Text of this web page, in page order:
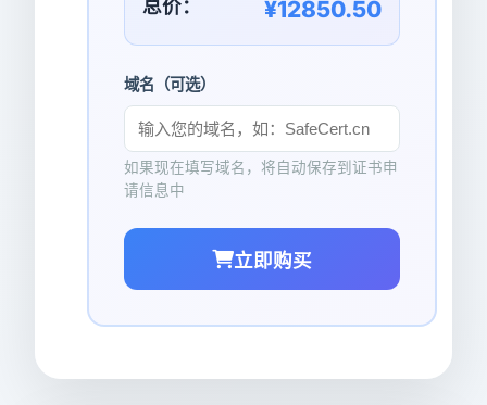
总价： ¥12850.50
域名（可选）
如果现在填写域名，将自动保存到证书申
请信息中
立即购买